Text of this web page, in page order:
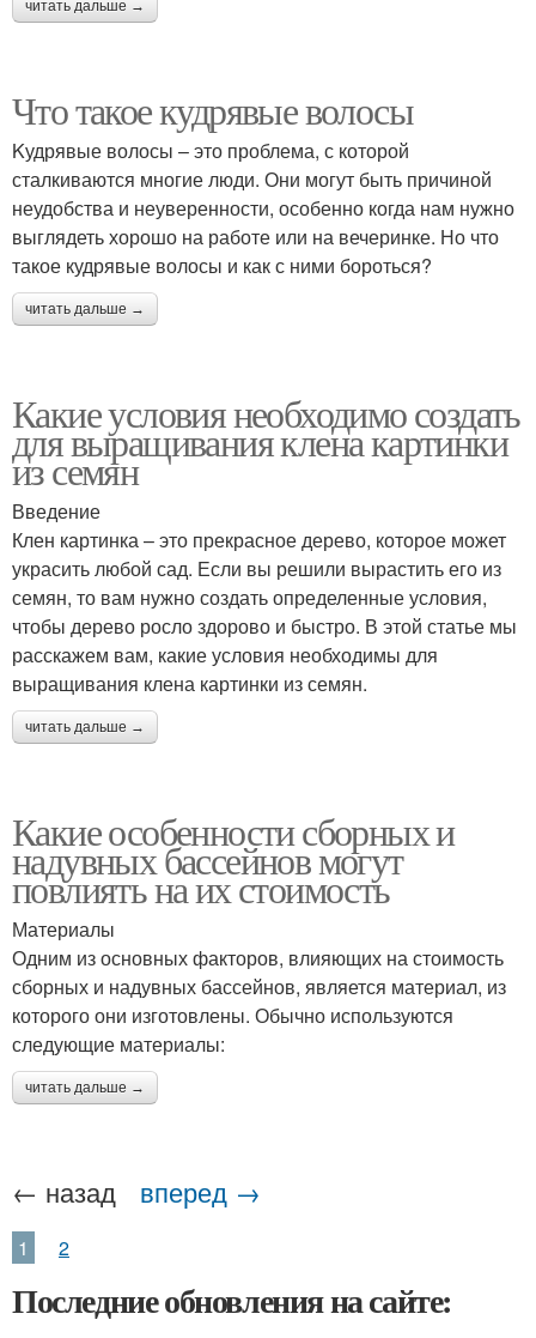
читать дальше →
Что такое кудрявые волосы
Kудрявые волосы – это проблема, с которой
сталкиваются многие люди. Они могут быть причиной
неудобства и неуверенности, особенно когда нам нужно
выглядеть хорошо на работе или на вечеринке. Но что
такое кудрявые волосы и как с ними бороться?
читать дальше →
Какие условия необходимо создать
для выращивания клена картинки
из семян
Введение
Клен картинка – это прекрасное дерево, которое может
украсить любой сад. Если вы решили вырастить его из
семян, то вам нужно создать определенные условия,
чтобы дерево росло здорово и быстро. В этой статье мы
расскажем вам, какие условия необходимы для
выращивания клена картинки из семян.
читать дальше →
Какие особенности сборных и
надувных бассейнов могут
повлиять на их стоимость
Материалы
Одним из основных факторов, влияющих на стоимость
сборных и надувных бассейнов, является материал, из
которого они изготовлены. Обычно используются
следующие материалы:
читать дальше →
← назад вперед →
1 2
Последние обновления на сайте: